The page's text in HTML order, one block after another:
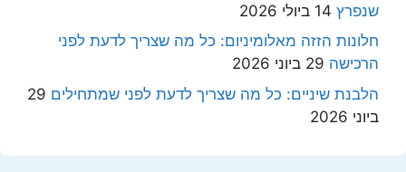
שנפרץ 14 ביולי 2026
חלונות הזזה מאלומיניום: כל מה שצריך לדעת לפני
הרכישה 29 ביוני 2026
הלבנת שיניים: כל מה שצריך לדעת לפני שמתחילים 29
ביוני 2026